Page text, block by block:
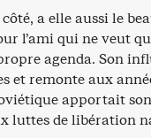
côté, a elle aussi le
l’ami qui ne veut
agenda. Son
et remonte aux
apportait
luttes de libération